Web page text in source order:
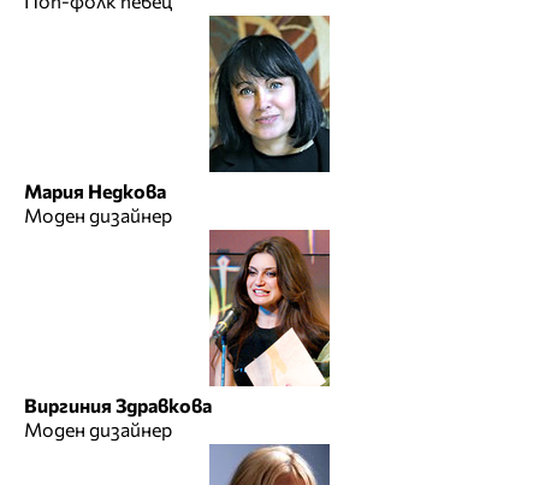
Мария Недкова
Моден дизайнер
Виргиния Здравкова
Моден дизайнер